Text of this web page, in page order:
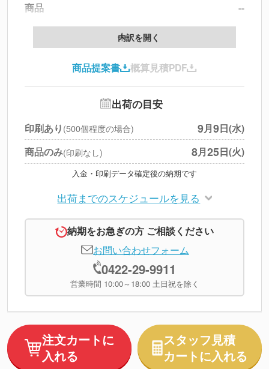
商品
--
製版代
印刷代
北海道・沖縄・離島 別途
円
※上記小計は税別です
内訳を開く
商品提案書 概算見積PDF
出荷の目安
印刷あり (500個程度の場合) 9月9日(水)
商品のみ(印刷なし) 8月25日(火)
入金・印刷データ確定後の納期です
出荷までのスケジュールを見る
納期をお急ぎの方 ご相談ください
お問い合わせフォーム
0422-29-9911
営業時間 10:00～18:00 土日祝を除く
注文カートに
入れる
スタッフ見積
カートに入れる